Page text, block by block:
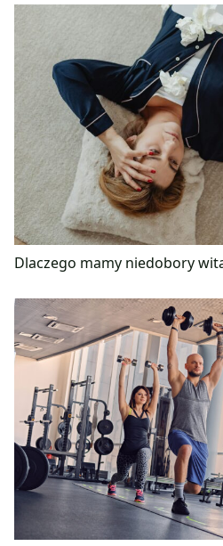
Dlaczego mamy niedobory